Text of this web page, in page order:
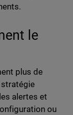
le
plus de
alertes et
ou